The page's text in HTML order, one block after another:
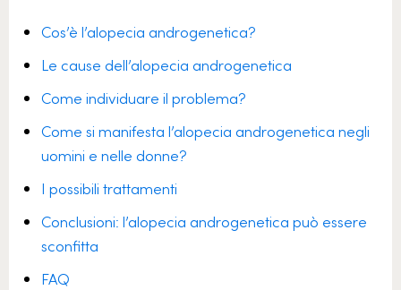
Cos’è l’alopecia androgenetica?
Le cause dell’alopecia androgenetica
Come individuare il problema?
Come si manifesta l’alopecia androgenetica negli
uomini e nelle donne?
I possibili trattamenti
Conclusioni: l’alopecia androgenetica può essere
sconfitta
FAQ